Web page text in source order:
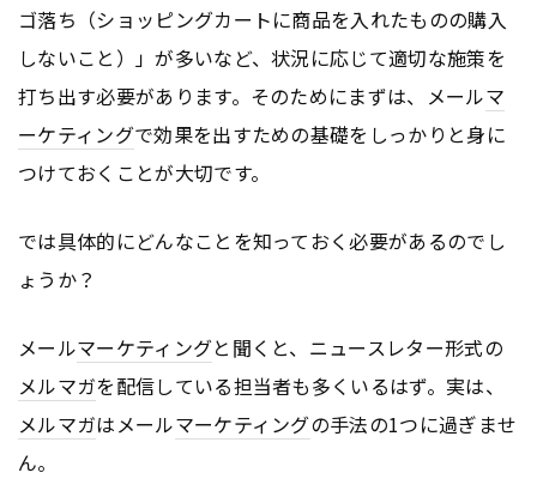
ゴ落ち（ショッピングカートに商品を入れたものの購入
しないこと）」が多いなど、状況に応じて適切な施策を
打ち出す必要があります。そのためにまずは、メールマ
ーケティングで効果を出すための基礎をしっかりと身に
つけておくことが大切です。
では具体的にどんなことを知っておく必要があるのでし
ょうか？
メールマーケティングと聞くと、ニュースレター形式の
メルマガを配信している担当者も多くいるはず。実は、
メルマガはメールマーケティングの手法の1つに過ぎませ
ん。